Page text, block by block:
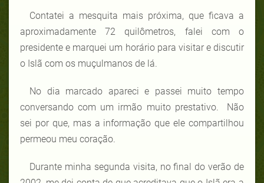
Contatei a mesquita mais próxima, que ficava a
aproximadamente 72 quilômetros, falei com o
presidente e marquei um horário para visitar e discutir
o Islã com os muçulmanos de lá.
No dia marcado apareci e passei muito tempo
conversando com um irmão muito prestativo. Não
sei por que, mas a informação que ele compartilhou
permeou meu coração.
Durante minha segunda visita, no final do verão de